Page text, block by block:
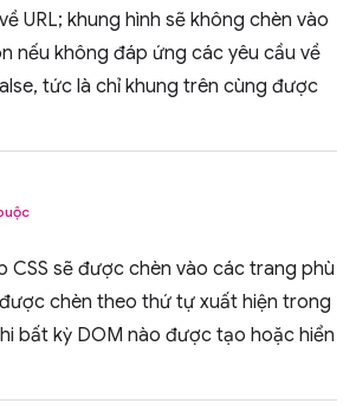
URL; khung hình sẽ không chèn vào
nếu không đáp ứng các yêu cầu về
tức là chỉ khung trên cùng được
CSS sẽ được chèn vào các trang phù
chèn theo thứ tự xuất hiện trong
bất kỳ DOM nào được tạo hoặc hiển